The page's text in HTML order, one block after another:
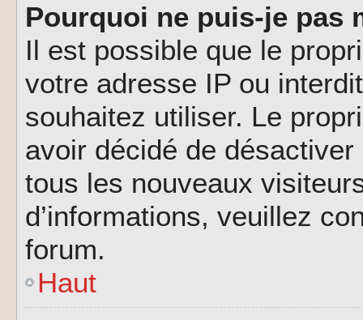
Pourquoi ne puis-je pas
Il est possible que le
votre adresse IP ou
souhaitez utiliser. Le
avoir décidé de
tous les nouveaux
d’informations, veuillez
forum.
Haut